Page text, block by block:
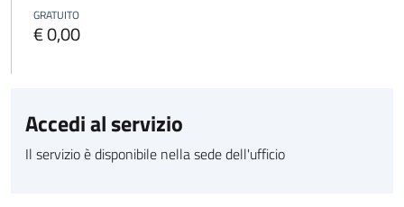
GRATUITO
€ 0,00
Accedi al servizio
Il servizio è disponibile nella sede dell'ufficio